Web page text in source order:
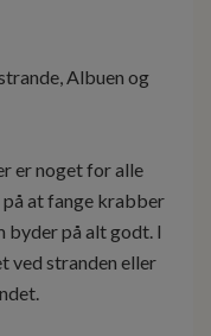
Albuen og
er noget for alle
at fange krabber
byder på alt godt. I
ved stranden eller